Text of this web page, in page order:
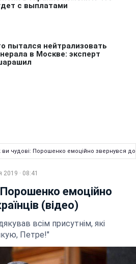
ви чудові: Порошенко емоційно звернувся до
2019 · 08:41
Порошенко емоційно
(відео)
всім присутнім, які
Петре!"